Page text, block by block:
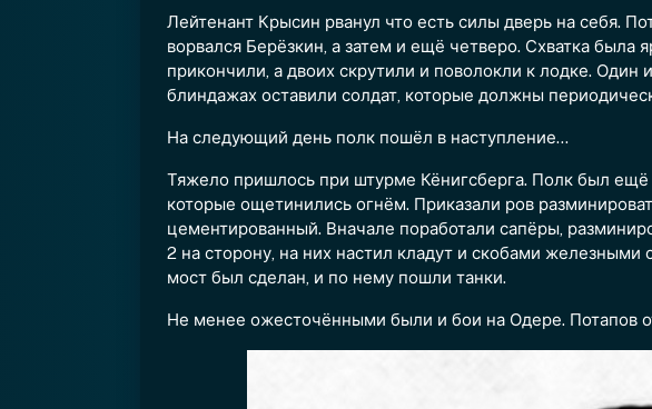
Лейтенант Крысин рванул что есть силы дверь на себя.
ворвался Берёзкин, а затем и ещё четверо. Схватка
прикончили, а двоих скрутили и поволокли к лодке. Один
блиндажах оставили солдат, которые должны
На следующий день полк пошёл в наступление…
Тяжело пришлось при штурме Кёнигсберга. Полк был ещё
которые ощетинились огнём. Приказали ров
цементированный. Вначале поработали сапёры,
2 на сторону, на них настил кладут и скобами
мост был сделан, и по нему пошли танки.
Не менее ожесточёнными были и бои на Одере. Потапов